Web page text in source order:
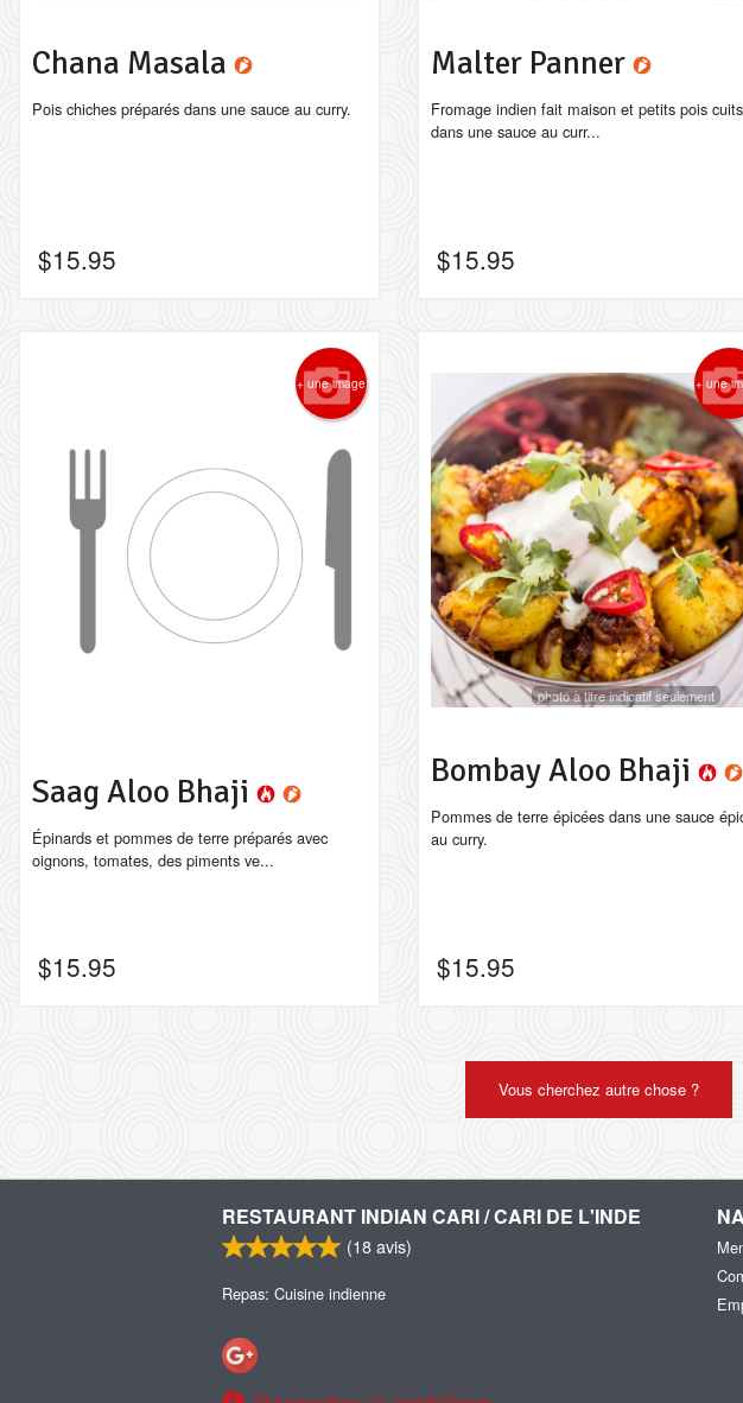
Chana Masala
Pois chiches préparés dans une sauce au curry.
$15.95
Malter Panner
Fromage indien fait maison et petits pois cuits
dans une sauce au curr...
$15.95
+ une image
Saag Aloo Bhaji
Épinards et pommes de terre préparés avec
oignons, tomates, des piments ve...
$15.95
+ une
photo à titre indicatif seulement
Bombay Aloo Bhaji
Pommes de terre épicées dans une sauce
au curry.
$15.95
Vous cherchez autre chose ?
RESTAURANT INDIAN CARI / CARI DE L'INDE
(18avis)
Repas: Cuisine indienne